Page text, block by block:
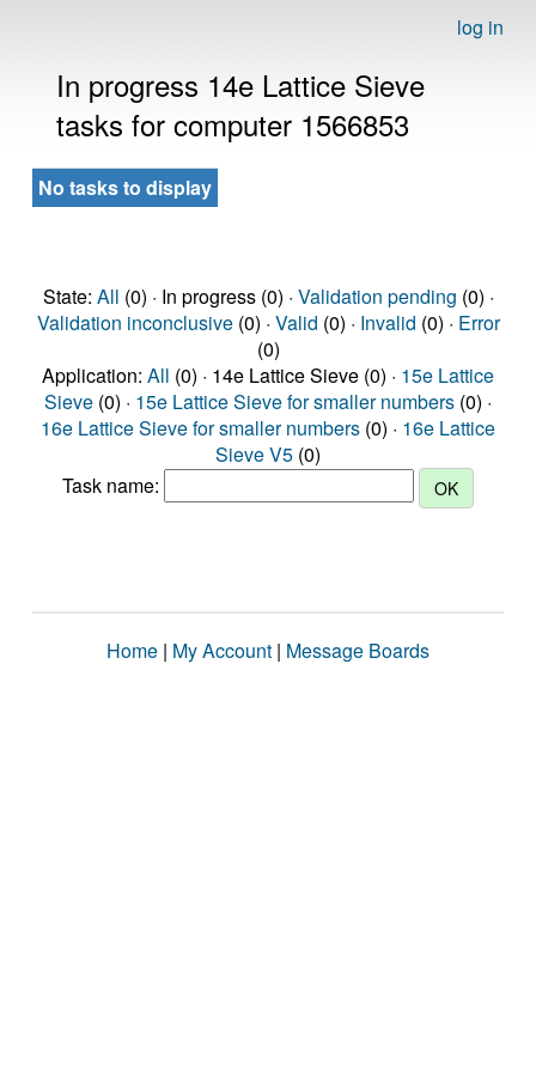
log in
In progress 14e Lattice Sieve
tasks for computer 1566853
No tasks to display
State: All (0) · In progress (0) · Validation pending (0) ·
Validation inconclusive(0) · Valid (0) · Invalid (0) · Error
(0)
Application: All (0) · 14e Lattice Sieve (0) · 15e Lattice
Sieve (0) · 15e Lattice Sieve for smaller numbers (0) ·
16e Lattice Sieve for smaller numbers (0) · 16e Lattice
Sieve V5 (0)
Task name:
Home | My Account | Message Boards